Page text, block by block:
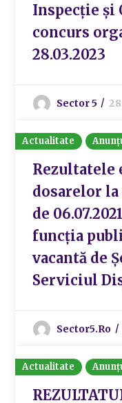
Inspecție și
concurs
28.03.2023
Sector 5
Actualitate
Rezultatele
dosarelor
de
funcția
vacantă de
Serviciul
Sector5.ro
Actualitate